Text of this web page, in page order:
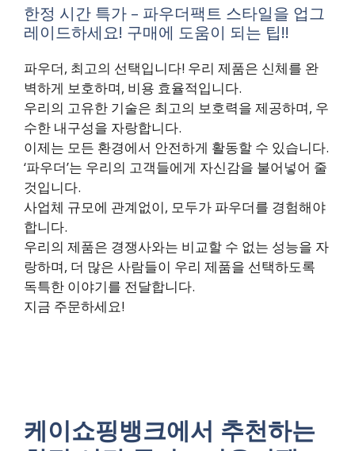
한정 시간 특가 – 파우더팩트 스타일을 업그
레이드하세요! 구매에 도움이 되는 팁!!
파우더, 최고의 선택입니다! 우리 제품은 신체를 완
벽하게 보호하며, 비용 효율적입니다.
우리의 고유한 기술은 최고의 보호력을 제공하며, 우
수한 내구성을 자랑합니다.
이제는 모든 환경에서 안전하게 활동할 수 있습니다.
‘파우더’는 우리의 고객들에게 자신감을 불어넣어 줄
것입니다.
사업체 규모에 관계없이, 모두가 파우더를 경험해야
합니다.
우리의 제품은 경쟁사와는 비교할 수 없는 성능을 자
랑하며, 더 많은 사람들이 우리 제품을 선택하도록
독특한 이야기를 전달합니다.
지금 주문하세요!
케이쇼핑뱅크에서 추천하는